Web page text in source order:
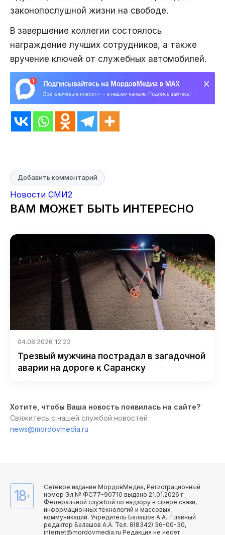
законопослушной жизни на свободе.
В завершение коллегии состоялось
награждение лучших сотрудников, а также
вручение ключей от служебных автомобилей.
Добавить комментарий
Новости СМИ2
ВАМ МОЖЕТ БЫТЬ ИНТЕРЕСНО
04.08.2026 12:22
Трезвый мужчина пострадал в загадочной
аварии на дороге к Саранску
Хотите, чтобы Ваша новость появилась на сайте?
Свяжитесь с нашей службой новостей
news@mordovmedia.ru
18+
Сетевое издание МордовМедиа, Регистрационный
номер Эл № ФС77-90710 выдано 21.01.2026 г.
Федеральной службой по надзору в сфере связи,
информационных технологий и массовых
коммуникаций. Учредитель Балашов А.А.. Главный
редактор Балашов А.А. Тел. 8(8342) 36-00-30,
internet@mordovmedia.ru Редакция не несет